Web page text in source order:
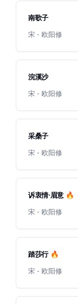
南歌子
宋 - 欧阳修
浣溪沙
宋 - 欧阳修
采桑子
宋 - 欧阳修
诉衷情·眉意 🔥
宋 - 欧阳修
踏莎行 🔥
宋 - 欧阳修